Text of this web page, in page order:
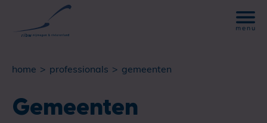
home professionals gemeenten
Gemeenten